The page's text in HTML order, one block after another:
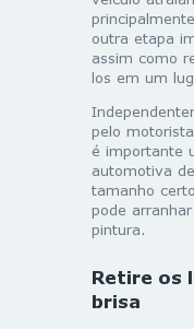
outra etapa
assim como
los em um
pelo
é importante
automotiva
tamanho
pode
pintura.
Retire os
brisa